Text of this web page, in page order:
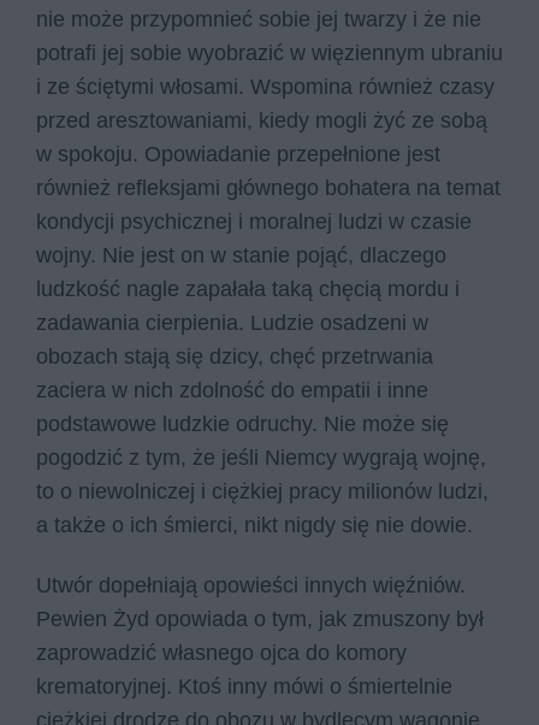
nie może przypomnieć sobie jej twarzy i że nie
potrafi jej sobie wyobrazić w więziennym ubraniu
i ze ściętymi włosami. Wspomina również czasy
przed aresztowaniami, kiedy mogli żyć ze sobą
w spokoju. Opowiadanie przepełnione jest
również refleksjami głównego bohatera na temat
kondycji psychicznej i moralnej ludzi w czasie
wojny. Nie jest on w stanie pojąć, dlaczego
ludzkość nagle zapałała taką chęcią mordu i
zadawania cierpienia. Ludzie osadzeni w
obozach stają się dzicy, chęć przetrwania
zaciera w nich zdolność do empatii i inne
podstawowe ludzkie odruchy. Nie może się
pogodzić z tym, że jeśli Niemcy wygrają wojnę,
to o niewolniczej i ciężkiej pracy milionów ludzi,
a także o ich śmierci, nikt nigdy się nie dowie.
Utwór dopełniają opowieści innych więźniów.
Pewien Żyd opowiada o tym, jak zmuszony był
zaprowadzić własnego ojca do komory
krematoryjnej. Ktoś inny mówi o śmiertelnie